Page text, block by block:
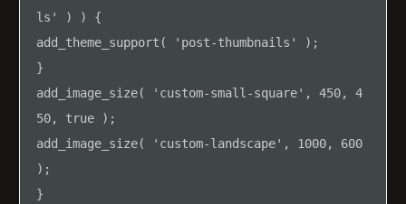
ls' ) ) {
add_theme_support( 'post-thumbnails' );
}
add_image_size( 'custom-small-square', 450, 4
50, true );
add_image_size( 'custom-landscape', 1000, 600
);
}